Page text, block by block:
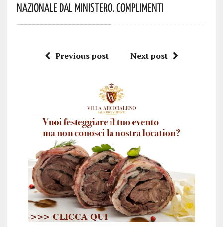
Nazionale Dal Ministero. Complimenti
Previous post Next post